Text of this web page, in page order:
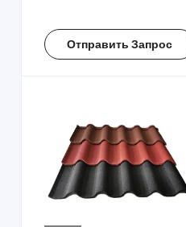
Отправить Запрос